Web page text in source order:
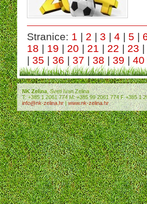
Stranice: 1 | 2 | 3 | 4 | 5 |
18 | 19 | 20 | 21 | 22 | 23 |
| 35 | 36 | 37 | 38 | 39 | 40
NK Zelina, Sveti Ivan Zelina
T: +385 1 2061 774 M: +385 99 2061 774 F +385 1
info@nk-zelina.hr|www.nk-zelina.hr